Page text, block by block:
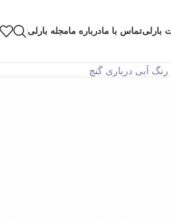
بارلیتماس با مادرباره مامجله بارلی
آبی درباری گنچ